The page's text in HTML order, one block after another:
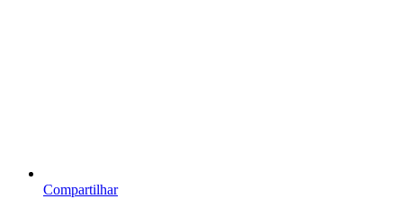
Compartilhar